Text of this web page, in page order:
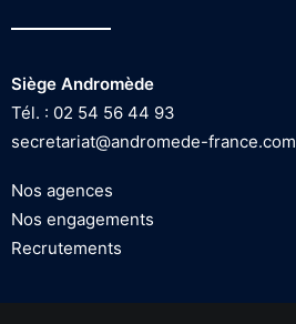
Siège Andromède
Tél. : 02 54 56 44 93
secretariat@andromede-france.com
Nos agences
Nos engagements
Recrutements